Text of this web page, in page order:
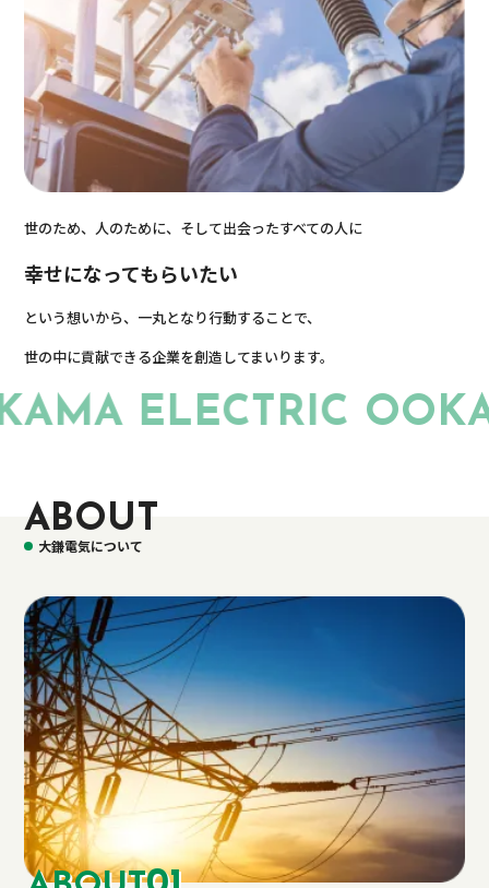
世のため、人のために、そして出会ったすべての人に
幸せになってもらいたい
という想いから、一丸となり行動することで、
世の中に貢献できる企業を創造してまいります。
ELECTRIC
ABOUT
大鎌電気について